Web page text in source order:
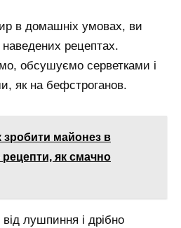
в домашніх умовах, ви
рецептах.
обсушуємо серветками і
як на бефстроганов.
зробити майонез в
як смачно
лушпиння і дрібно